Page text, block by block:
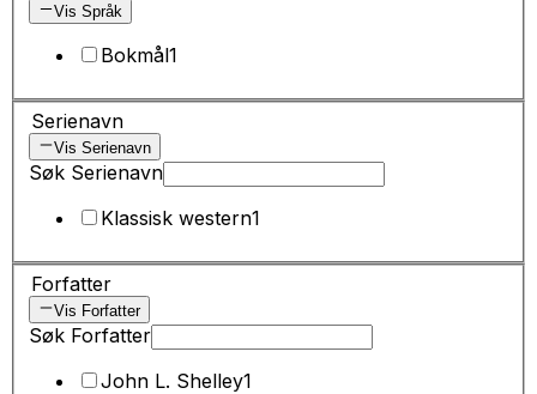
Vis Språk
Bokmål1
Serienavn
Vis Serienavn
Søk Serienavn
Klassisk western1
Forfatter
Vis Forfatter
Søk Forfatter
John L. Shelley1